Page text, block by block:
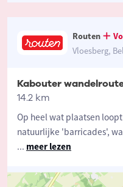
Routen
Vloesberg,
Kabouter
14.2 km
Op heel wat plaatsen
natuurlijke 'barricades',
... meer lezen